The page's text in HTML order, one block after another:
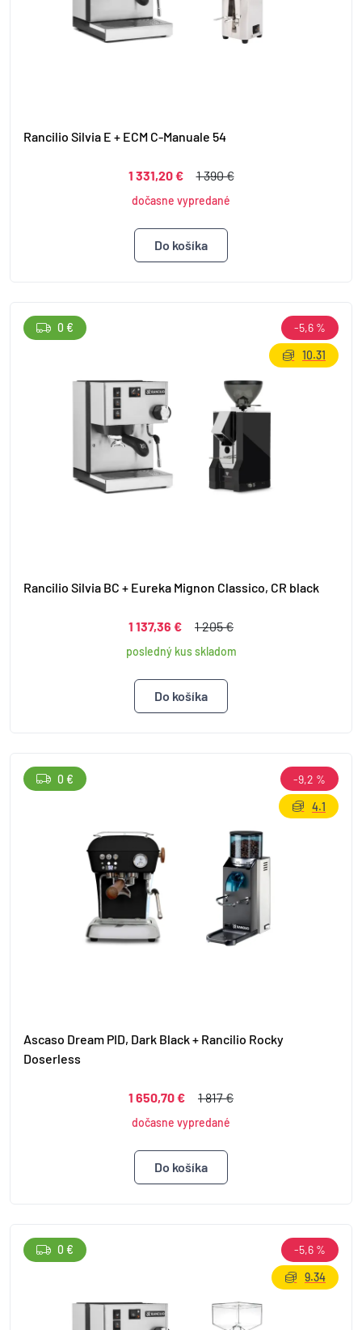
Rancilio Silvia E + ECM C-Manuale 54
1 331,20 € 1 390 €
dočasne vypredané
Rancilio Silvia BC + Eureka Mignon Classico, CR black
1 137,36 € 1 205 €
posledný kus skladom
0 €
-5,6 %
10.31
Ascaso Dream PID, Dark Black + Rancilio Rocky
Doserless
1 650,70 € 1 817 €
dočasne vypredané
0 €
-9,2 %
4.1
0 €
-5,6 %
9.34